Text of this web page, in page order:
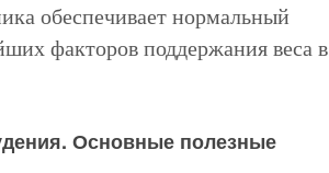
обеспечивает нормальный
факторов поддержания веса в
Основные полезные